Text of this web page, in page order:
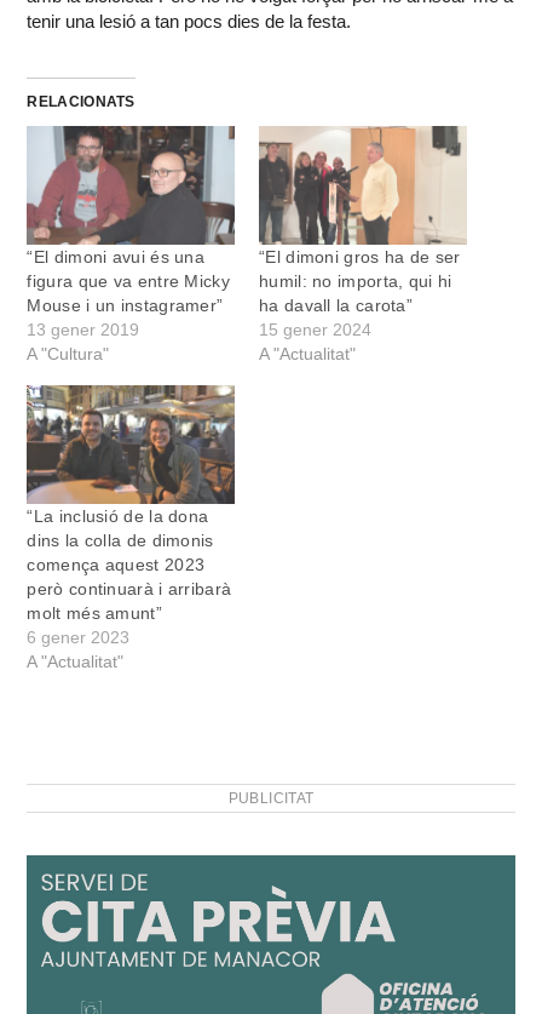
tenir una lesió a tan pocs dies de la festa.
RELACIONATS
“El dimoni avui és una
figura que va entre Micky
Mouse i un instagramer”
13 gener 2019
A "Cultura"
“El dimoni gros ha de ser
humil: no importa, qui hi
ha davall la carota”
15 gener 2024
A "Actualitat"
“La inclusió de la dona
dins la colla de dimonis
comença aquest 2023
però continuarà i arribarà
molt més amunt”
6 gener 2023
A "Actualitat"
PUBLICITAT